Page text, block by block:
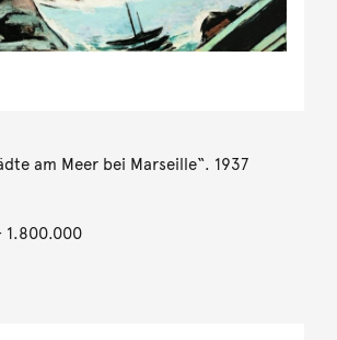
am Meer bei Marseille“. 1937